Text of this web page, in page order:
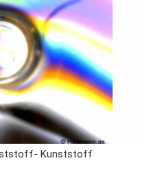
Kunststoff